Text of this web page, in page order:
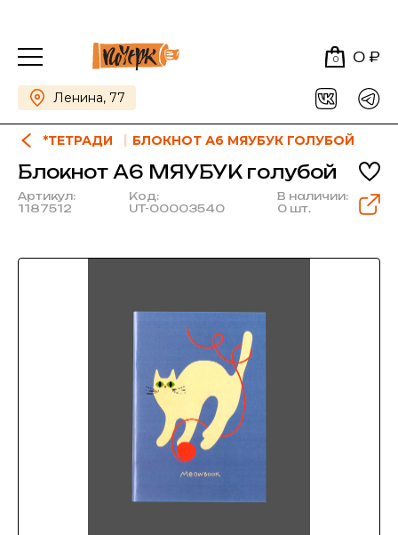
0 0 ₽
Ленина, 77
*ТЕТРАДИ БЛОКНОТ А6 МЯУБУК ГОЛУБОЙ
Блокнот А6 МЯУБУК голубой
Артикул:
1187512
Код:
UT-00003540
В наличии:
0 шт.